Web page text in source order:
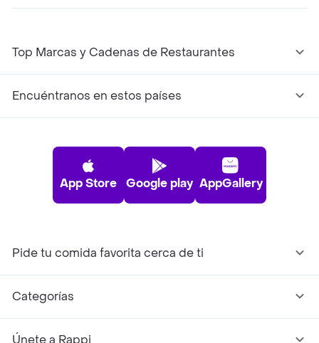
Top Marcas y Cadenas de Restaurantes
Encuéntranos en estos países
App Store Google play AppGallery
Pide tu comida favorita cerca de ti
Categorías
Únete a Rappi